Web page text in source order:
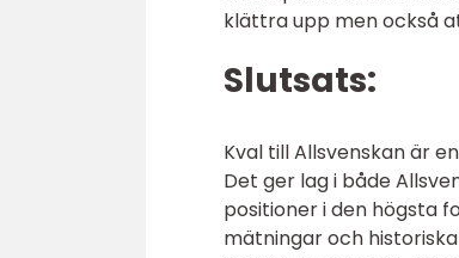
klättra upp men också
Slutsats:
Kval till Allsvenskan är
Det ger lag i både
positioner i den högsta
mätningar och